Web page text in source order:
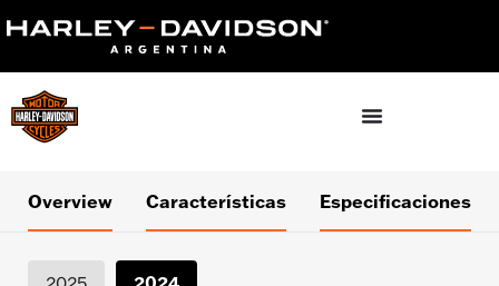
Overview Características Especificaciones